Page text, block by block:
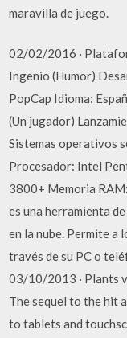
maravilla de juego.
02/02/2016 ·
Ingenio (Humor)
PopCap Idioma:
(Un jugador)
Sistemas operativos
Procesador: Intel
3800+ Memoria
es una herramienta
en la nube. Permite a
través de su PC o
03/10/2013 · Plants
The sequel to the hit
to tablets and